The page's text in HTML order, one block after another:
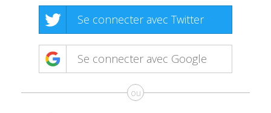
Se connecter avec Twitter
Se connecter avec Google
ou